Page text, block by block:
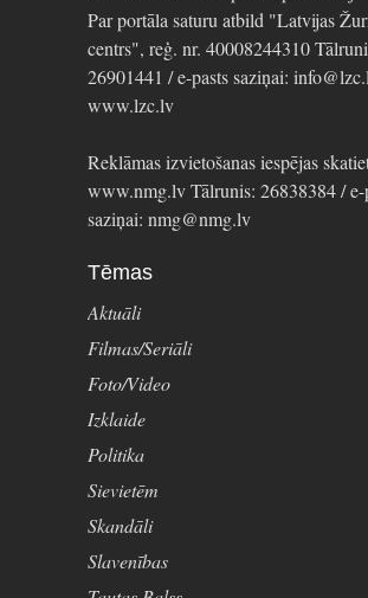
Par portāla saturu atbild "Latvijas
centrs", reģ. nr. 40008244310
26901441 / e-pasts saziņai:
www.lzc.lv
Reklāmas izvietošanas iespējas
www.nmg.lv Tālrunis: 26838384 / e-
saziņai: nmg@nmg.lv
Tēmas
Aktuāli
Filmas/Seriāli
Foto/Video
Izklaide
Politika
Sievietēm
Skandāli
Slavenības